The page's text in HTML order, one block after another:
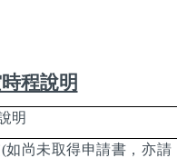
程說明
明
(如尚未取得申請書，亦請